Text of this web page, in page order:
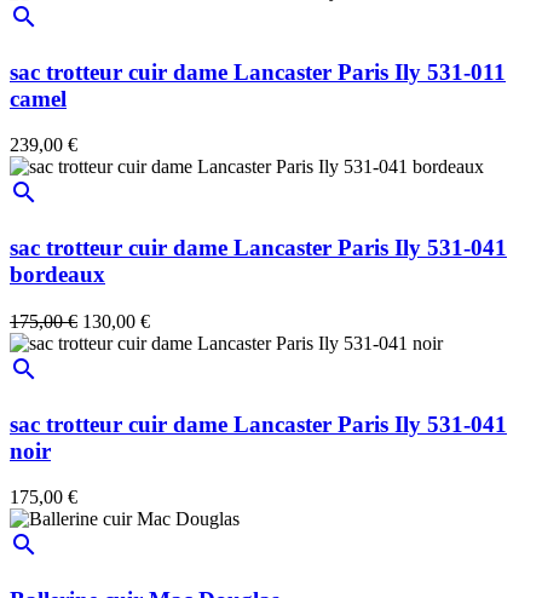
search
sac trotteur cuir dame Lancaster Paris Ily 531-011
camel
239,00 €
search
sac trotteur cuir dame Lancaster Paris Ily 531-041
bordeaux
175,00 € 130,00 €
search
sac trotteur cuir dame Lancaster Paris Ily 531-041
noir
175,00 €
search